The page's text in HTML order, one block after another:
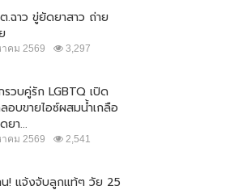
ญิง
โจร บุกวัด ลักตัดสายไฟ เสียหาย
15 มิถุนายน 2564
.ฉาว ขู่ยัดยาสาว ถ่าย
คม 2569 3,297
รวบคู่รัก LGBTQ เปิด
อบขายไอซ์ผสมน้ำเกลือ
ยา...
คม 2569 2,541
! แจ้งจับลูกแท้ๆ วัย 25